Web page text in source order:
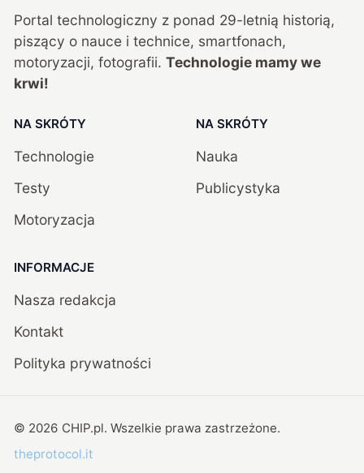
Portal technologiczny z ponad 29-letnią historią,
piszący o nauce i technice, smartfonach,
motoryzacji, fotografii. Technologie mamy we
krwi!
NA SKRÓTY
Technologie
Testy
Motoryzacja
NA SKRÓTY
Nauka
Publicystyka
INFORMACJE
Nasza redakcja
Kontakt
Polityka prywatności
© 2026 CHIP.pl. Wszelkie prawa zastrzeżone.
theprotocol.it